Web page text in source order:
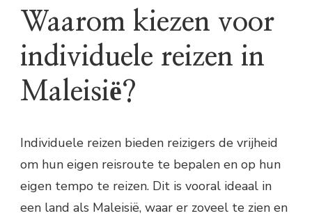
Waarom kiezen voor
individuele reizen in
Maleisië?
Individuele reizen bieden reizigers de vrijheid
om hun eigen reisroute te bepalen en op hun
eigen tempo te reizen. Dit is vooral ideaal in
een land als Maleisië, waar er zoveel te zien en